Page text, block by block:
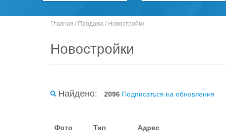
Главная / Продажа / Новостройки
Новостройки
Найдено: 2096 Подписаться на обновления
Фото Тип Адрес